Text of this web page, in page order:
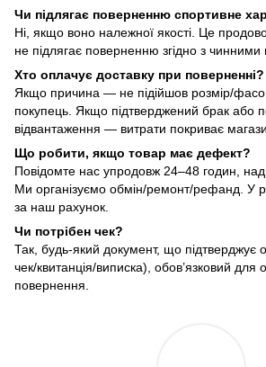
Чи підлягає поверненню спортивне
Ні, якщо воно належної якості. Це
не підлягає поверненню згідно з
Хто оплачує доставку при поверненні?
Якщо причина — не підійшов розмір/
покупець. Якщо підтверджений брак або
відвантаження — витрати покриває
Що робити, якщо товар має дефект?
Повідомте нас упродовж 24–48 годин,
Ми організуємо обмін/ремонт/рефанд. У
за наш рахунок.
Чи потрібен чек?
Так, будь-який документ, що підтверджує
чек/квитанція/виписка), обов’язковий
повернення.